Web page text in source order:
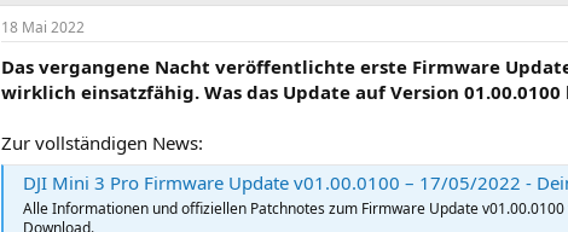
18 Mai 2022
Das vergangene Nacht veröffentlichte erste Firmware
wirklich einsatzfähig. Was das Update auf Version
Zur vollständigen News:
DJI Mini 3 Pro Firmware Update v01.00.0100 – 17/05/2022 -
Alle Informationen und offiziellen Patchnotes zum Firmware Update
Download.